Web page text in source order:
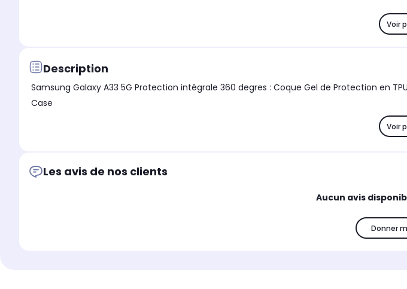
Voir
Description
Samsung Galaxy A33 5G Protection intégrale 360 degres : Coque Gel de Protection en TPU Invisible
Case
Voir
Les avis de nos clients
Aucun avis
Donner